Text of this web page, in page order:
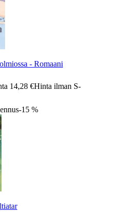
- Romaani
14,28 €Hinta ilman S-
-15 %